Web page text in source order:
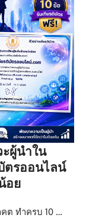
ผู้นำใน
ตรออนไลน์
อย
ต ทำครบ 10 …